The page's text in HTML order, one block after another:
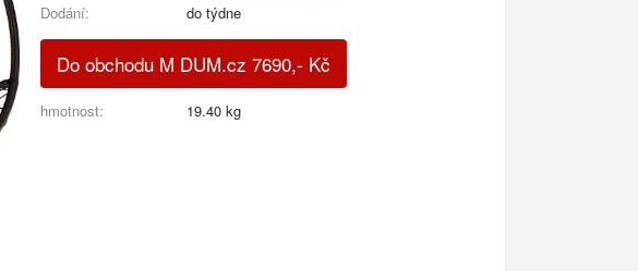
Dodání:
do týdne
Do obchodu M DUM.cz 7690,- Kč
hmotnost: 19.40 kg